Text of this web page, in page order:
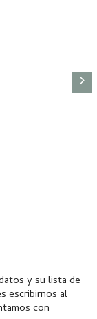
y su lista de
escribirnos al
con